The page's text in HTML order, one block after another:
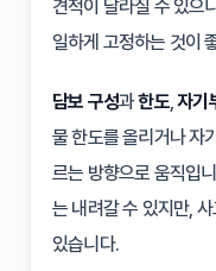
견적이 달라질 수 있으
일하게 고정하는 것이
담보 구성과한도,자기
물 한도를 올리거나 자
르는 방향으로 움직입
는 내려갈 수 있지만,
있습니다.